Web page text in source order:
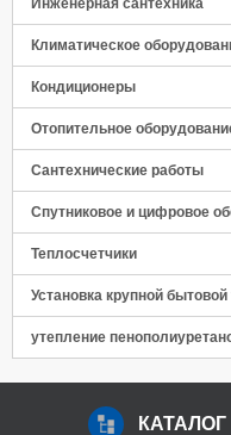
Инженерная сантехника
Климатическое
Кондиционеры
Отопительное
Сантехнические работы
Спутниковое и цифровое
Теплосчетчики
Установка крупной бытовой
утепление
КАТАЛОГ